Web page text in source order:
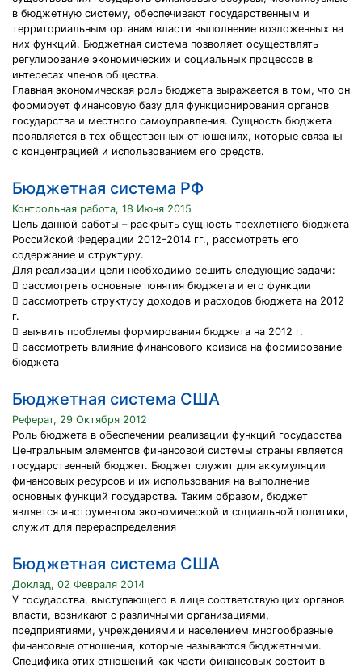
в бюджетную систему, обеспечивают государственным и
территориальным органам власти выполнение возложенных на
них функций. Бюджетная система позволяет осуществлять
регулирование экономических и социальных процессов в
интересах членов общества.
Главная экономическая роль бюджета выражается в том, что он
формирует финансовую базу для функционирования органов
государства и местного самоуправления. Сущность бюджета
проявляется в тех общественных отношениях, которые связаны
с концентрацией и использованием его средств.
Бюджетная система РФ
Контрольная работа, 18 Июня 2015
Цель данной работы – раскрыть сущность трехлетнего бюджета
Российской Федерации 2012-2014 гг., рассмотреть его
содержание и структуру.
Для реализации цели необходимо решить следующие задачи:
 рассмотреть основные понятия бюджета и его функции
 рассмотреть структуру доходов и расходов бюджета на 2012
г.
 выявить проблемы формирования бюджета на 2012 г.
 рассмотреть влияние финансового кризиса на формирование
бюджета
Бюджетная система США
Реферат, 29 Октября 2012
Роль бюджета в обеспечении реализации функций государства
Центральным элементов финансовой системы страны является
государственный бюджет. Бюджет служит для аккумуляции
финансовых ресурсов и их использования на выполнение
основных функций государства. Таким образом, бюджет
является инструментом экономической и социальной политики,
служит для перераспределения
Бюджетная система США
Доклад, 02 Февраля 2014
У государства, выступающего в лице соответствующих органов
власти, возникают с различными организациями,
предприятиями, учреждениями и населением многообразные
финансовые отношения, которые называются бюджетными.
Специфика этих отношений как части финансовых состоит в